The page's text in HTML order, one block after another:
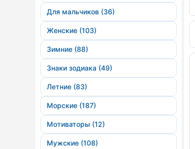
Для мальчиков (36)
Женские (103)
Зимние (88)
Знаки зодиака (49)
Летние (83)
Морские (187)
Мотиваторы (12)
Мужские (108)